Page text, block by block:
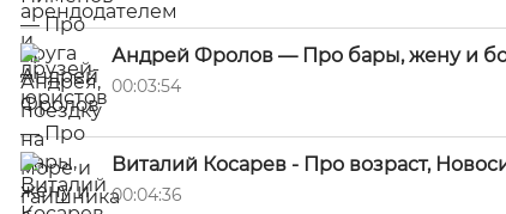
Андрей Фролов — Про бары, жену и
00:03:54
Виталий Косарев - Про возраст,
00:04:36